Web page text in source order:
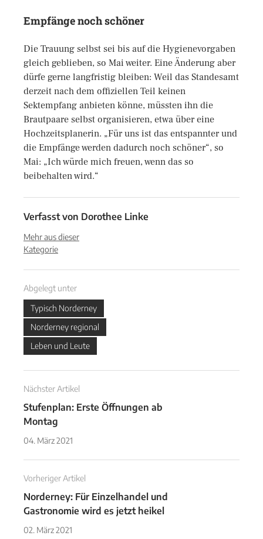
Empfänge noch schöner
Die Trauung selbst sei bis auf die Hygienevorgaben
gleich geblieben, so Mai weiter. Eine Änderung aber
dürfe gerne langfristig bleiben: Weil das Standesamt
derzeit nach dem offiziellen Teil keinen
Sektempfang anbieten könne, müssten ihn die
Brautpaare selbst organisieren, etwa über eine
Hochzeitsplanerin. „Für uns ist das entspannter und
die Empfänge werden dadurch noch schöner“, so
Mai: „Ich würde mich freuen, wenn das so
beibehalten wird.“
Verfasst von Dorothee Linke
Mehr aus dieser
Kategorie
Abgelegt unter
Typisch Norderney
Norderney regional
Leben und Leute
Nächster Artikel
Stufenplan: Erste Öffnungen ab
Montag
04. März 2021
Vorheriger Artikel
Norderney: Für Einzelhandel und
Gastronomie wird es jetzt heikel
02. März 2021